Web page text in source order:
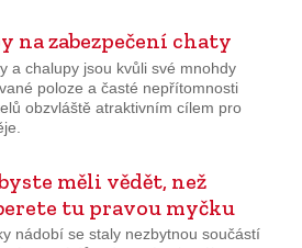
na zabezpečení chaty
a chalupy jsou kvůli své mnohdy
poloze a časté nepřítomnosti
obzvláště atraktivním cílem pro
měli vědět, než
tu pravou myčku
nádobí se staly nezbytnou součástí